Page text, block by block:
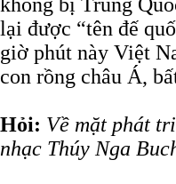
lại được “tên đế
giờ phút này Việt
con rồng châu Á,
Hỏi: Về mặt phát
nhạc Thúy Nga